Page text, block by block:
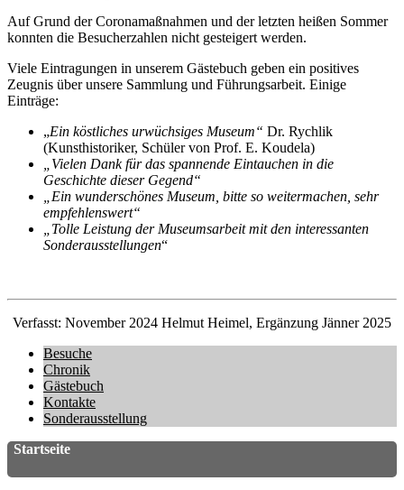
Auf Grund der Coronamaßnahmen und der letzten heißen Sommer
konnten die Besucherzahlen nicht gesteigert werden.
Viele Eintragungen in unserem Gästebuch geben ein positives
Zeugnis über unsere Sammlung und Führungsarbeit. Einige
Einträge:
„Ein köstliches urwüchsiges Museum“ Dr. Rychlik
(Kunsthistoriker, Schüler von Prof. E. Koudela)
„Vielen Dank für das spannende Eintauchen in die
Geschichte dieser Gegend“
„Ein wunderschönes Museum, bitte so weitermachen, sehr
empfehlenswert“
„Tolle Leistung der Museumsarbeit mit den interessanten
Sonderausstellungen“
Verfasst: November 2024 Helmut Heimel, Ergänzung Jänner 2025
Besuche
Chronik
Gästebuch
Kontakte
Sonderausstellung
Startseite